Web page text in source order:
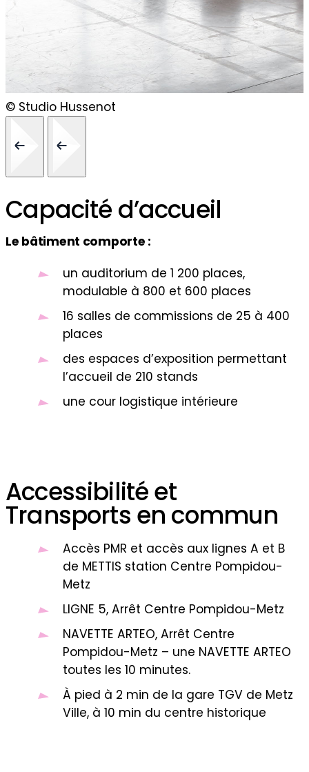
© Studio Hussenot
Capacité d’accueil
Le bâtiment comporte :
un auditorium de 1 200 places,
modulable à 800 et 600 places
16 salles de commissions de 25 à 400
places
des espaces d’exposition permettant
l’accueil de 210 stands
une cour logistique intérieure
Accessibilité et
Transports en commun
Accès PMR et accès aux lignes A et B
de METTIS station Centre Pompidou-
Metz
LIGNE 5, Arrêt Centre Pompidou-Metz
NAVETTE ARTEO, Arrêt Centre
Pompidou-Metz – une NAVETTE ARTEO
toutes les 10 minutes.
À pied à 2 min de la gare TGV de Metz
Ville, à 10 min du centre historique